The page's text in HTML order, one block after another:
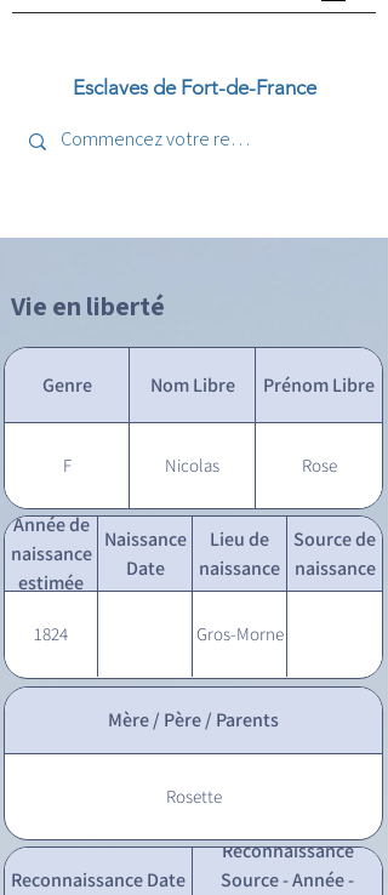
Esclaves de Fort-de-France
Vie en liberté
Genre Nom Libre Prénom Libre
F Nicolas Rose
Année de
naissance
estimée
Naissance
Date
Lieu de
naissance
Source de
naissance
1824 Gros-Morne
Mère / Père / Parents
Rosette
Reconnaissance Date
Reconnaissance
Source - Année -